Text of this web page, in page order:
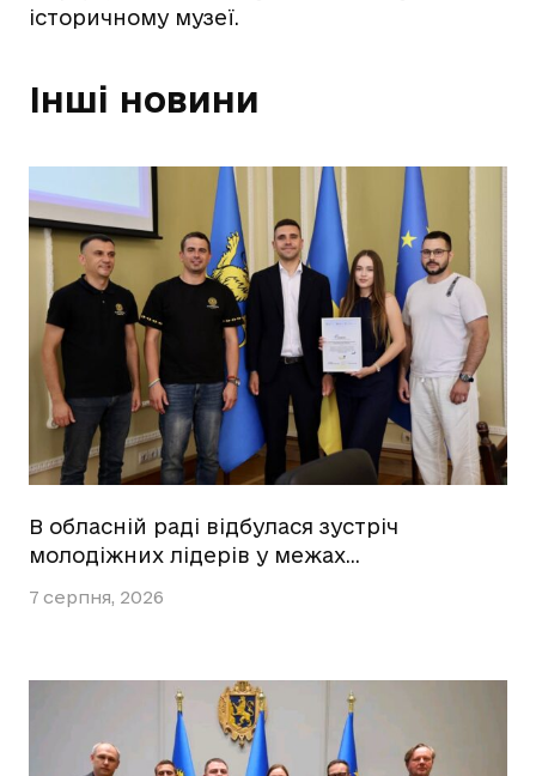
історичному музеї.
Інші новини
В обласній раді відбулася зустріч
молодіжних лідерів у межах…
7 серпня, 2026